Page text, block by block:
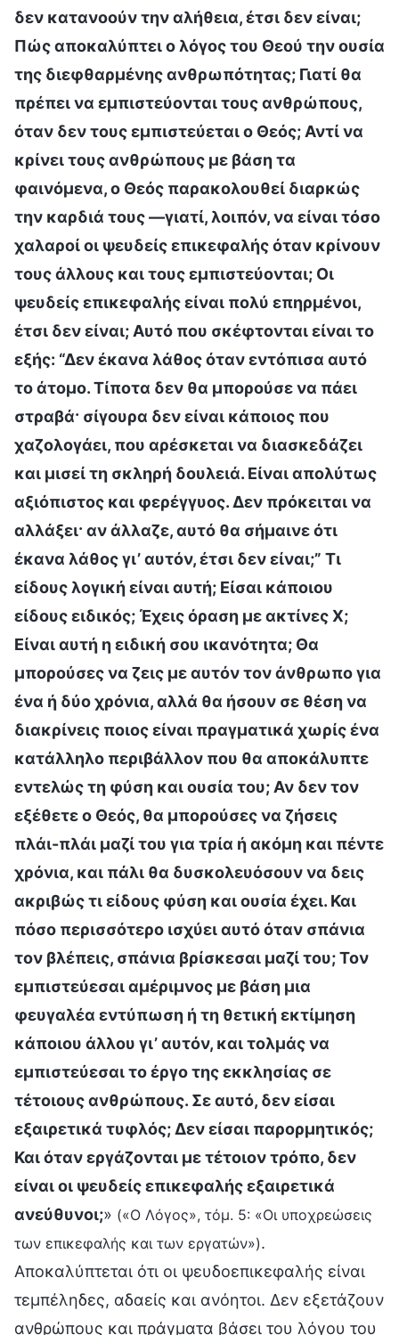
δεν κατανοούν την αλήθεια, έτσι δεν είναι;
Πώς αποκαλύπτει ο λόγος του Θεού την ουσία
της διεφθαρμένης ανθρωπότητας; Γιατί θα
πρέπει να εμπιστεύονται τους ανθρώπους,
όταν δεν τους εμπιστεύεται ο Θεός; Αντί να
κρίνει τους ανθρώπους με βάση τα
φαινόμενα, ο Θεός παρακολουθεί διαρκώς
την καρδιά τους —γιατί, λοιπόν, να είναι τόσο
χαλαροί οι ψευδείς επικεφαλής όταν κρίνουν
τους άλλους και τους εμπιστεύονται; Οι
ψευδείς επικεφαλής είναι πολύ επηρμένοι,
έτσι δεν είναι; Αυτό που σκέφτονται είναι το
εξής: “Δεν έκανα λάθος όταν εντόπισα αυτό
το άτομο. Τίποτα δεν θα μπορούσε να πάει
στραβά· σίγουρα δεν είναι κάποιος που
χαζολογάει, που αρέσκεται να διασκεδάζει
και μισεί τη σκληρή δουλειά. Είναι απολύτως
αξιόπιστος και φερέγγυος. Δεν πρόκειται να
αλλάξει· αν άλλαζε, αυτό θα σήμαινε ότι
έκανα λάθος γι’ αυτόν, έτσι δεν είναι;” Τι
είδους λογική είναι αυτή; Είσαι κάποιου
είδους ειδικός; Έχεις όραση με ακτίνες Χ;
Είναι αυτή η ειδική σου ικανότητα; Θα
μπορούσες να ζεις με αυτόν τον άνθρωπο για
ένα ή δύο χρόνια, αλλά θα ήσουν σε θέση να
διακρίνεις ποιος είναι πραγματικά χωρίς ένα
κατάλληλο περιβάλλον που θα αποκάλυπτε
εντελώς τη φύση και ουσία του; Αν δεν τον
εξέθετε ο Θεός, θα μπορούσες να ζήσεις
πλάι-πλάι μαζί του για τρία ή ακόμη και πέντε
χρόνια, και πάλι θα δυσκολευόσουν να δεις
ακριβώς τι είδους φύση και ουσία έχει. Και
πόσο περισσότερο ισχύει αυτό όταν σπάνια
τον βλέπεις, σπάνια βρίσκεσαι μαζί του; Τον
εμπιστεύεσαι αμέριμνος με βάση μια
φευγαλέα εντύπωση ή τη θετική εκτίμηση
κάποιου άλλου γι’ αυτόν, και τολμάς να
εμπιστεύεσαι το έργο της εκκλησίας σε
τέτοιους ανθρώπους. Σε αυτό, δεν είσαι
εξαιρετικά τυφλός; Δεν είσαι παρορμητικός;
Και όταν εργάζονται με τέτοιον τρόπο, δεν
είναι οι ψευδείς επικεφαλής εξαιρετικά
ανεύθυνοι;» («Ο Λόγος», τόμ. 5: «Οι υποχρεώσεις
των επικεφαλής και των εργατών»).
Αποκαλύπτεται ότι οι ψευδοεπικεφαλής είναι
τεμπέληδες, αδαείς και ανόητοι. Δεν εξετάζουν
ανθρώπους και πράγματα βάσει του λόγου του